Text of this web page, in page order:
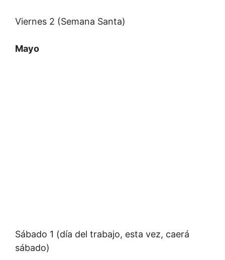
Viernes 2 (Semana Santa)
Mayo
Sábado 1 (día del trabajo, esta vez, caerá
sábado)